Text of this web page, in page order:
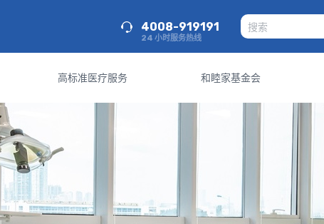
24 小时服务热线
4008-919191
高标准医疗服务 和睦家基金会